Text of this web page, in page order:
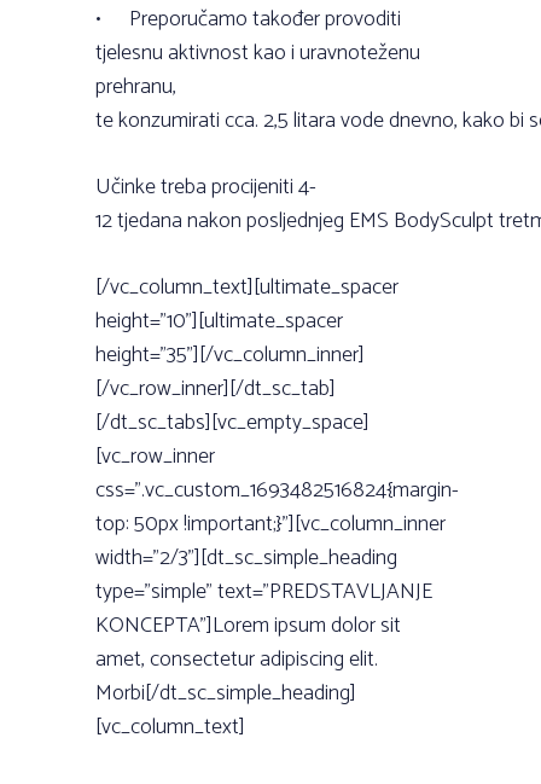
• Preporučamo također provoditi
tjelesnu aktivnost kao i uravnoteženu
prehranu,
te konzumirati cca. 2,5 litara vode dnevno, kako bi
Učinke treba procijeniti 4-
12 tjedana nakon posljednjeg EMS BodySculpt
[/vc_column_text][ultimate_spacer
height=”10”][ultimate_spacer
height=”35”][/vc_column_inner]
[/vc_row_inner][/dt_sc_tab]
[/dt_sc_tabs][vc_empty_space]
[vc_row_inner
css=”.vc_custom_1693482516824{margin-
top: 50px !important;}”][vc_column_inner
width=”2/3”][dt_sc_simple_heading
type=”simple” text=”PREDSTAVLJANJE
KONCEPTA”]Lorem ipsum dolor sit
amet, consectetur adipiscing elit.
Morbi[/dt_sc_simple_heading]
[vc_column_text]